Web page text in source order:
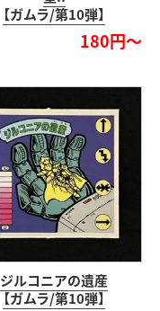
【ガムラ/第10弾】
180円～
ジルコニアの遺産
【ガムラ/第10弾】